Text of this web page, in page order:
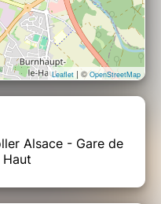
Leaflet | ©OpenStreetMap
Alsace - Gare de
Haut